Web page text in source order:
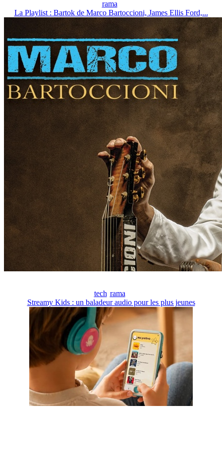
rama
La Playlist : Bartok de Marco Bartoccioni, James Ellis Ford,...
tech rama
Streamy Kids : un baladeur audio pour les plus jeunes